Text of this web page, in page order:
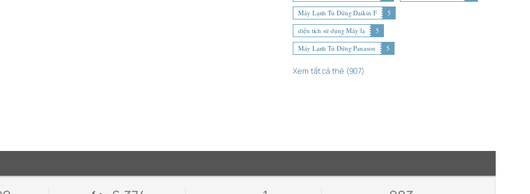
Máy Lạnh Tủ Đứng Daikin F
5
diện tích sử dụng Máy lạ
5
Máy Lạnh Tủ Đứng Panason
5
Xem tất cả thẻ (907)